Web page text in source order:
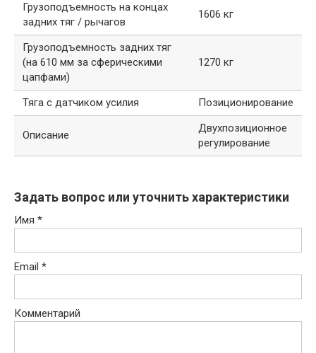
Грузоподъемность на концах
задних тяг / рычагов
1606 кг
Грузоподъемность задних тяг
(на 610 мм за сферическими
цапфами)
1270 кг
Тяга с датчиком усилия Позиционирование
Описание
Двухпозиционное
регулирование
Задать вопрос или уточнить характеристики
Имя *
Email *
Комментарий